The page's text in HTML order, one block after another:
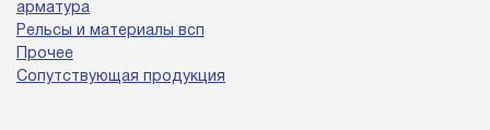
арматура
Рельсы и материалы всп
Прочее
Сопутствующая продукция